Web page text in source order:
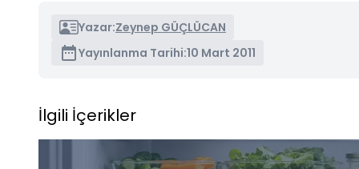
Yazar:Zeynep GÜÇLÜCAN
Yayınlanma Tarihi:10 Mart 2011
İlgili İçerikler